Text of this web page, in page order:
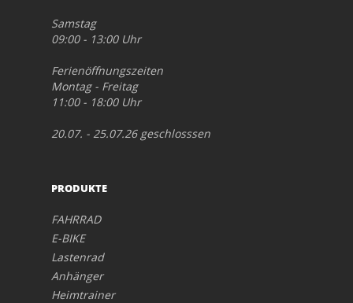
Samstag
09:00 - 13:00 Uhr
Ferienöffnungszeiten
Montag - Freitag
11:00 - 18:00 Uhr
20.07. - 25.07.26 geschlosssen
PRODUKTE
FAHRRAD
E-BIKE
Lastenrad
Anhänger
Heimtrainer